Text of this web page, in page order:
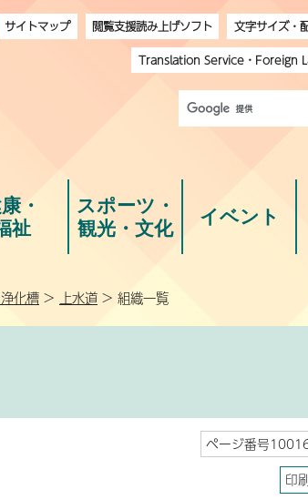
サイトマップ 閲覧支援読み上げソフト
文字サイズ・
Translation Service・ Foreign
・
祉
スポーツ・
観光・文化
イベント
化槽 > 上水道 > 組織一覧
ページ番号
印